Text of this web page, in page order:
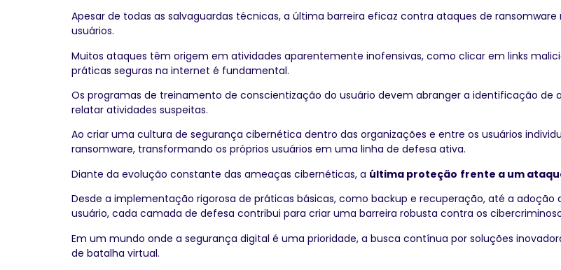
Apesar de todas as salvaguardas técnicas, a última barreira eficaz contra ataques de
usuários.
Muitos ataques têm origem em atividades aparentemente inofensivas, como clicar em links
práticas seguras na internet é fundamental.
Os programas de treinamento de conscientização do usuário devem abranger a identificação
relatar atividades suspeitas.
Ao criar uma cultura de segurança cibernética dentro das organizações e entre os usuários
ransomware, transformando os próprios usuários em uma linha de defesa ativa.
Diante da evolução constante das ameaças cibernéticas, a última proteção frente a um
Desde a implementação rigorosa de práticas básicas, como backup e recuperação, até a
usuário, cada camada de defesa contribui para criar uma barreira robusta contra os
Em um mundo onde a segurança digital é uma prioridade, a busca contínua por soluções
de batalha virtual.